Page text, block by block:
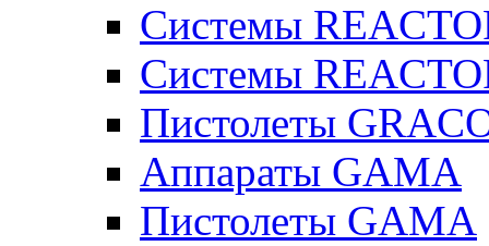
Системы
Системы
Пистолеты
Аппараты GAMA
Пистолеты GAMA